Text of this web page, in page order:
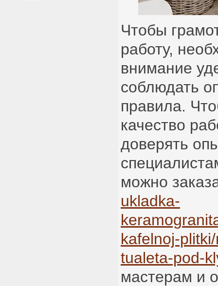
Чтобы
работу,
внимание
соблюдать
правила.
качество
доверять
можно
ukladka-
kafelnoj-
tualeta-pod-
мастерам и